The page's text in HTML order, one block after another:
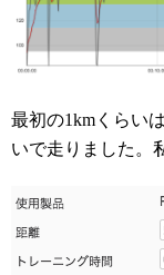
最初の1kmくらい
いで走りました。